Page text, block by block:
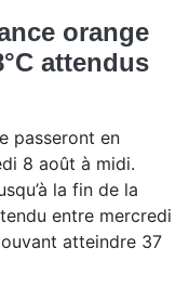
orange
attendus
passeront en
8 août à midi.
la fin de la
entre mercredi
atteindre 37